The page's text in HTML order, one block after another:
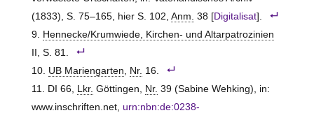
(1833), S. 75–165, hier S. 102, Anm. 38 [Digitalisat].
Hennecke/Krumwiede, Kirchen- und Altarpatrozinien
II, S. 81.
UB Mariengarten
Nr. 16.
DI 66,
Lkr. Göttingen, Nr. 39 (Sabine Wehking), in:
www.inschriften.net, urn:nbn:de:0238-